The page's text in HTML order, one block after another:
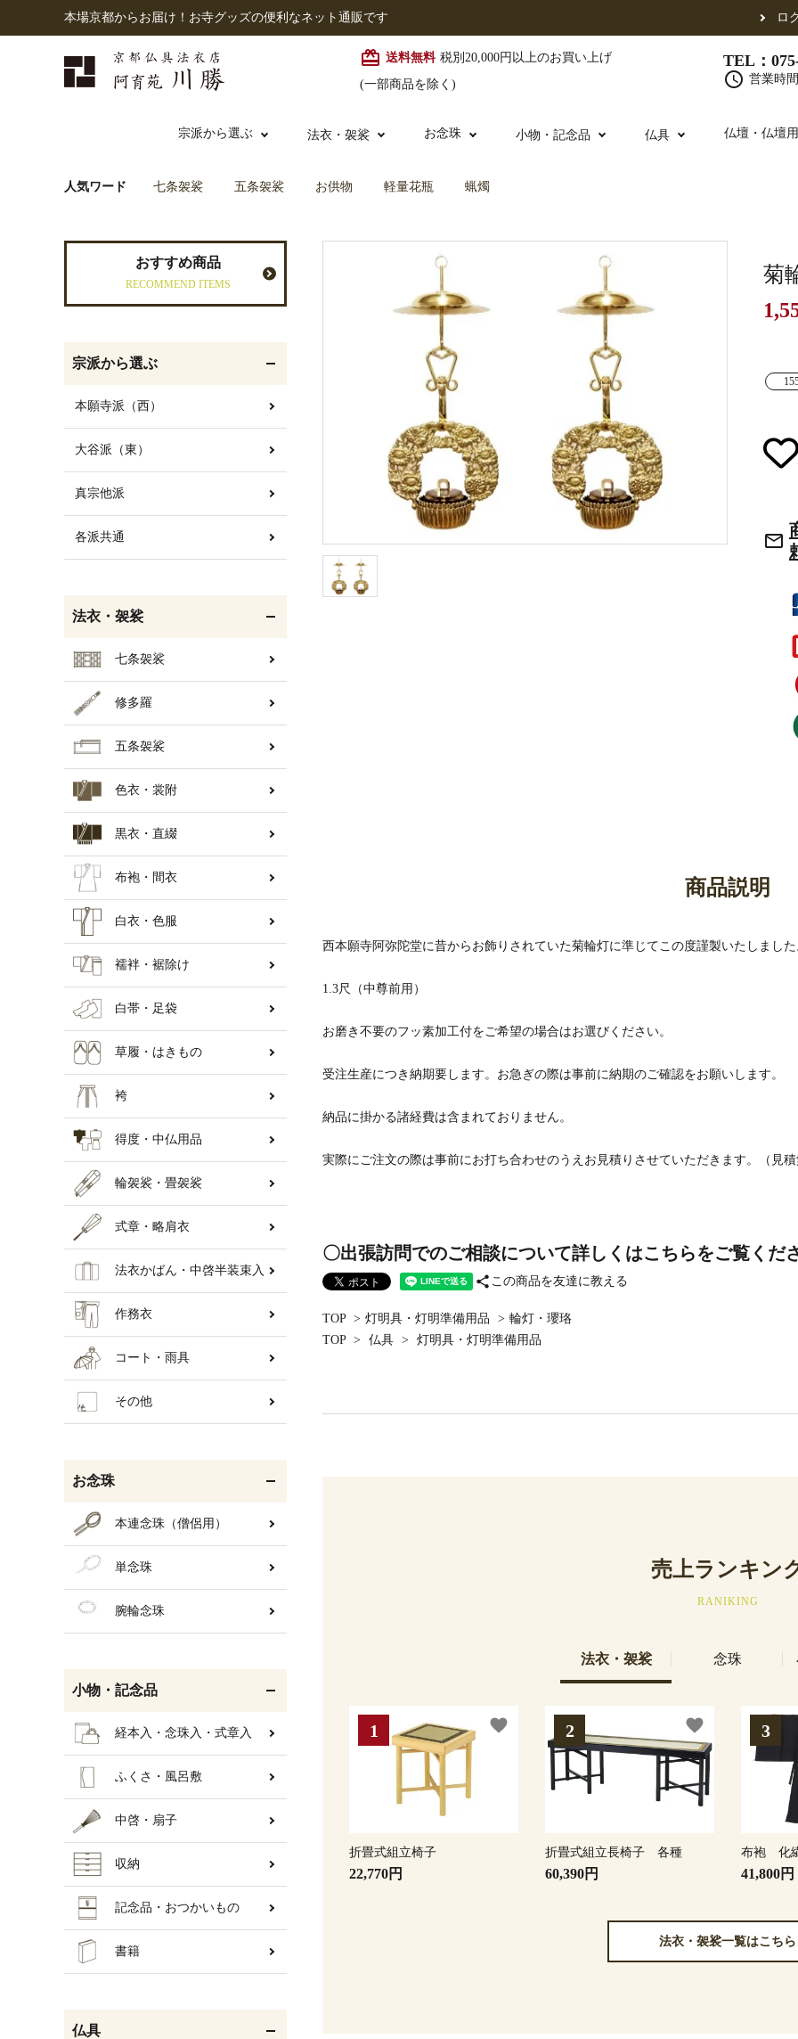
本場京都からお届け！お寺グッズの便利なネット通販です ロ
card_giftcard 送料無料 税別20,000円以上のお買い上げ
(一部商品を除く)
TEL：
schedule 営業時
宗派から選ぶ
本願寺派（西） 大谷派（東）
法衣・袈裟
布袍・間衣
草履・はきもの
お念珠
本連念珠（僧侶用）
小物・記念品
書籍
仏具
金香炉・花瓶・火立
ご法要用品・箱類 椅子・机・その
欄間・障子・襖・翠簾
納骨壇
仏壇・仏壇
お仏壇の引き取り
人気ワード 七条袈裟 五条袈裟 お供物 軽量花瓶 蝋燭
菊
mail_outline
商品説明
西本願寺阿弥陀堂に昔からお飾りされていた菊輪灯に準じてこの度謹製いたしました
1.3尺（中尊前用）
お磨き不要のフッ素加工付をご希望の場合はお選びください。
受注生産につき納期要します。お急ぎの際は事前に納期のご確認をお願いします。
納品に掛かる諸経費は含まれておりません。
実際にご注文の際は事前にお打ち合わせのうえお見積りさせていただきます。（見積
〇出張訪問でのご相談について詳しくはこちらをご覧くだ
share この商品を友達に教える
TOP > 灯明具・灯明準備用品 > 輪灯・瓔珞
TOP > 仏具 > 灯明具・灯明準備用品
売上ランキン
RANIKING
法衣・袈裟 念珠
折畳式組立椅子
22,770円
favorite
折畳式組立長椅子 各種
60,390円
favorite
布袍 化
41,800円
法衣・袈裟一覧はこちら
おすすめ商品
RECOMMEND ITEMS
宗派から選ぶ
本願寺派（西）
大谷派（東）
真宗他派
各派共通
法衣・袈裟
七条袈裟
修多羅
五条袈裟
色衣・裳附
黒衣・直綴
布袍・間衣
白衣・色服
襦袢・裾除け
白帯・足袋
草履・はきもの
袴
得度・中仏用品
輪袈裟・畳袈裟
式章・略肩衣
法衣かばん・中啓半装束入
作務衣
コート・雨具
その他
お念珠
本連念珠（僧侶用）
単念珠
腕輪念珠
小物・記念品
経本入・念珠入・式章入
ふくさ・風呂敷
中啓・扇子
収納
記念品・おつかいもの
書籍
仏具